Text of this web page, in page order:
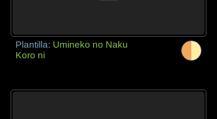
Plantilla: Umineko no Naku
Koro ni